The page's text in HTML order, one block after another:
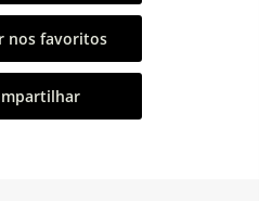
nos favoritos